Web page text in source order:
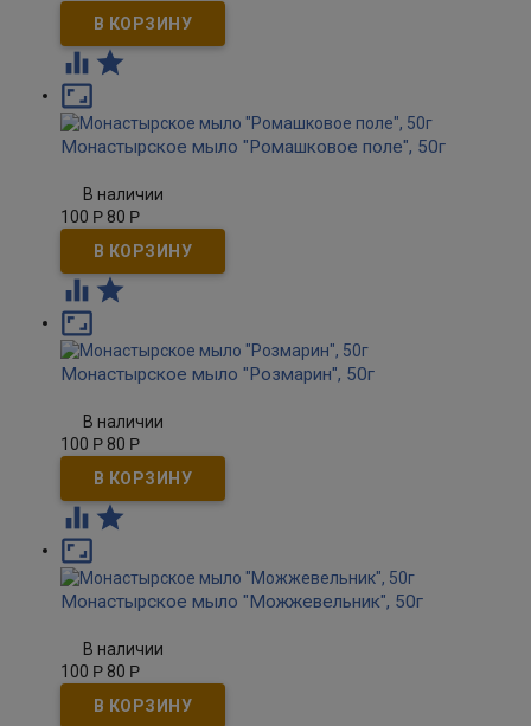
 

Монастырское мыло "Ромашковое поле", 50г
В наличии
100 Р 80 Р
 

Монастырское мыло "Розмарин", 50г
В наличии
100 Р 80 Р
 

Монастырское мыло "Можжевельник", 50г
В наличии
100 Р 80 Р